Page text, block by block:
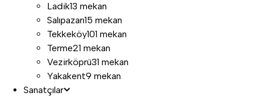
Ladik13 mekan
Salıpazarı15 mekan
Tekkeköy101 mekan
Terme21 mekan
Vezirköprü31 mekan
Yakakent9 mekan
Sanatçılar